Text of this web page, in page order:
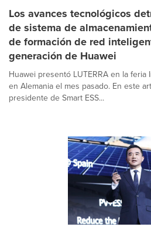
Los avances tecnológicos
de sistema de
de formación de red
generación de Huawei
Huawei presentó LUTERRA en la
en Alemania el mes pasado. En este
presidente de Smart ESS...